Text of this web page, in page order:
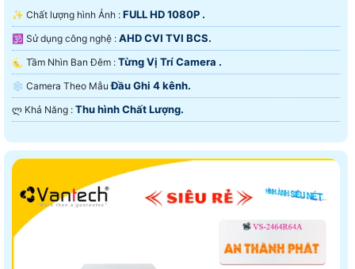
✨ Chất lượng hình Ảnh : FULL HD 1080P .
🕉️ Sử dụng công nghệ : AHD CVI TVI BCS.
🌜 Tầm Nhìn Ban Đêm : Từng Vị Trí Camera .
❄ Camera Theo MẫuĐầu Ghi 4 kênh.
️ლ Khả Năng : Thu hình Chất Lượng.